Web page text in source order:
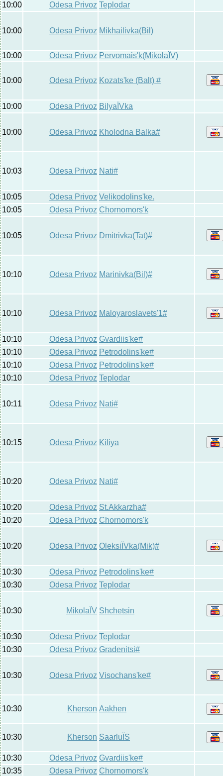
10:00
Odesa Privoz Teplodar
10:00 Odesa Privoz Mikhailivka(Bil)
10:00 Odesa Privoz Pervomais'k(MikolaЇV)
10:00 Odesa Privoz Kozats'ke (Balt) #
10:00 Odesa Privoz BilyaЇVka
10:00 Odesa Privoz Kholodna Balka#
10:03 Odesa Privoz Nati#
10:05 Odesa Privoz Velikodolins'ke.
10:05
Odesa Privoz Chornomors'k
10:05 Odesa Privoz Dmitrivka(Tat)#
10:10 Odesa Privoz Marinivka(Bil)#
10:10 Odesa Privoz Maloyaroslavets'1#
10:10 Odesa Privoz Gvardiis'ke#
10:10
Odesa Privoz Petrodolins'ke#
10:10
Odesa Privoz Petrodolins'ke#
10:10
Odesa Privoz Teplodar
10:11 Odesa Privoz Nati#
10:15 Odesa Privoz Kiliya
10:20 Odesa Privoz Nati#
10:20 Odesa Privoz St.Akkarzha#
10:20
Odesa Privoz Chornomors'k
10:20 Odesa Privoz OleksiЇVka(Mik)#
10:30 Odesa Privoz Petrodolins'ke#
10:30
Odesa Privoz Teplodar
10:30 MikolaЇV Shchetsin
10:30 Odesa Privoz Teplodar
10:30
Odesa Privoz Gradenitsi#
10:30 Odesa Privoz Visochans'ke#
10:30 Kherson Aakhen
10:30 Kherson SaarluЇS
10:30 Odesa Privoz Gvardiis'ke#
10:35
Odesa Privoz Chornomors'k